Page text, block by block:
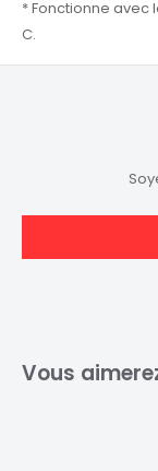
* Fonctionne avec
C.
Vous